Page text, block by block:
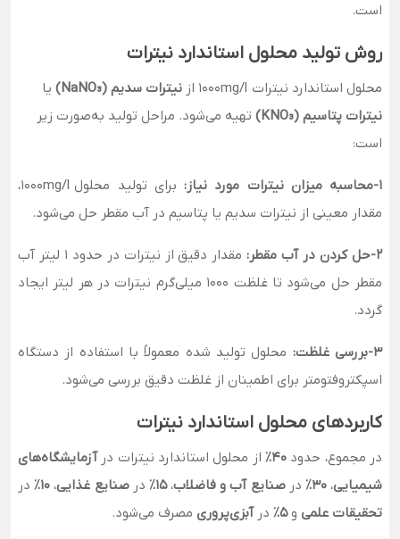
است.
روش تولید محلول استاندارد نیترات
محلول استاندارد نیترات 1000mg/l از نیترات سدیم (NaNO₃)
یا
نیترات پتاسیم (KNO₃)
تهیه می‌شود. مراحل تولید به‌صورت زیر
است:
1-محاسبه میزان نیترات مورد نیاز:
برای تولید محلول 1000mg/l،
مقدار معینی از نیترات سدیم یا پتاسیم در آب مقطر حل می‌شود.
2-حل کردن در آب مقطر:
مقدار دقیق از نیترات در حدود ۱ لیتر آب
مقطر حل می‌شود تا غلظت 1000 میلی‌گرم نیترات در هر لیتر ایجاد
گردد.
3-بررسی غلظت:
محلول تولید شده معمولاً با استفاده از دستگاه
اسپکتروفتومتر برای اطمینان از غلظت دقیق بررسی می‌شود.
کاربردهای محلول استاندارد نیترات
در مجموع، حدود 40٪ از محلول استاندارد نیترات درآزمایشگاه‌های
شیمیایی،30٪ درصنایع آب و فاضلاب،15٪ درصنایع غذایی، 10٪ در
تحقیقات علمی و5٪ درآبزی‌پروری مصرف می‌شود.